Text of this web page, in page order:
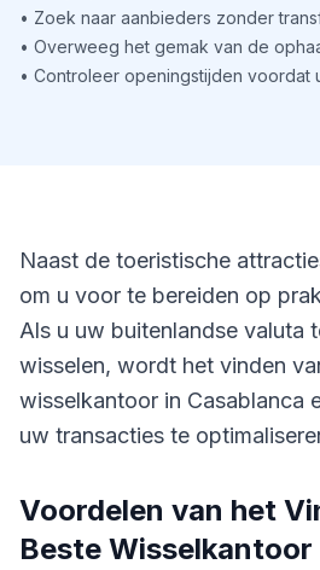
• Zoek naar aanbieders zonder
• Overweeg het gemak van de
• Controleer openingstijden voordat
Naast de toeristische
om u voor te bereiden op
Als u uw buitenlandse valuta
wisselen, wordt het vinden
wisselkantoor in Casablanca
uw transacties te
Voordelen van het
Beste Wisselkantoor